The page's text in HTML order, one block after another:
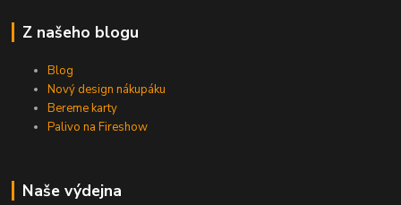
Z našeho blogu
Blog
Nový design nákupáku
Bereme karty
Palivo na Fireshow
Naše výdejna